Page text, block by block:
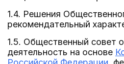
1.4. Решения
рекомендательный
1.5. Общественный совет
деятельность на основе